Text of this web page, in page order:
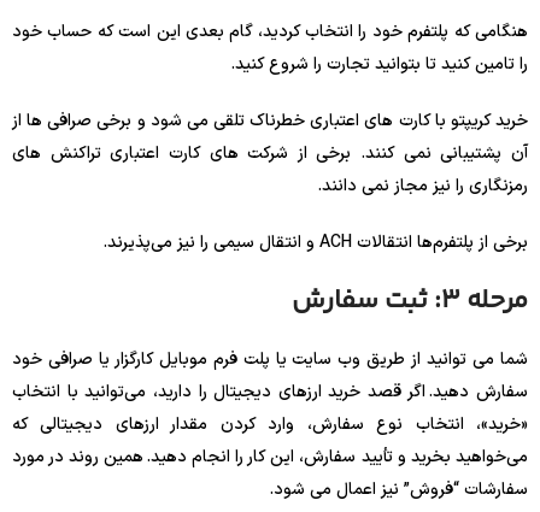
هنگامی که پلتفرم خود را انتخاب کردید، گام بعدی این است که حساب خود
را تامین کنید تا بتوانید تجارت را شروع کنید.
خرید کریپتو با کارت های اعتباری خطرناک تلقی می شود و برخی صرافی ها از
آن پشتیبانی نمی کنند. برخی از شرکت های کارت اعتباری تراکنش های
رمزنگاری را نیز مجاز نمی دانند.
برخی از پلتفرم‌ها انتقالات ACH و انتقال سیمی را نیز می‌پذیرند.
مرحله 3: ثبت سفارش
شما می توانید از طریق وب سایت یا پلت فرم موبایل کارگزار یا صرافی خود
سفارش دهید. اگر قصد خرید ارزهای دیجیتال را دارید، می‌توانید با انتخاب
«خرید»، انتخاب نوع سفارش، وارد کردن مقدار ارزهای دیجیتالی که
می‌خواهید بخرید و تأیید سفارش، این کار را انجام دهید. همین روند در مورد
سفارشات “فروش” نیز اعمال می شود.